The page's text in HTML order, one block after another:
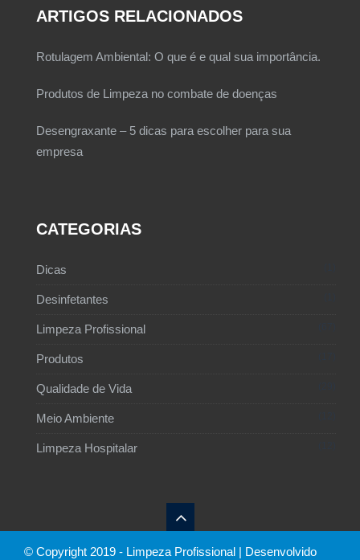
ARTIGOS RELACIONADOS
Rotulagem Ambiental: O que é e qual sua importância.
Produtos de Limpeza no combate de doenças
Desengraxante – 5 dicas para escolher para sua
empresa
CATEGORIAS
Dicas
Desinfetantes
Limpeza Profissional
Produtos
Qualidade de Vida
Meio Ambiente
Limpeza Hospitalar
© Copyright 2019 - Limpeza Profissional | Desenvolvido